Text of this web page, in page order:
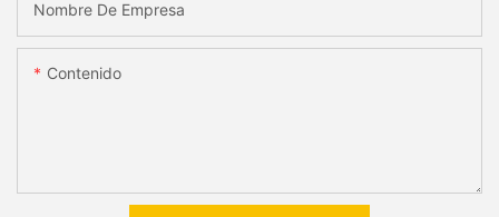
Nombre De Empresa
Contenido